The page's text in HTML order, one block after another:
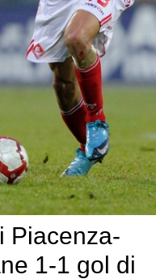
Piacenza-
1-1 gol di